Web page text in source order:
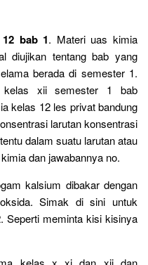
bab 1. Materi uas kimia
diujikan tentang bab yang
berada di semester 1.
xii semester 1 bab
kelas 12 les privat bandung
larutan konsentrasi
dalam suatu larutan atau
dan jawabannya no.
kalsium dibakar dengan
Simak di sini untuk
Seperti meminta kisi kisinya